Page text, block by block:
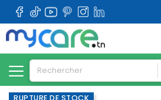
RUPTURE DE STOCK